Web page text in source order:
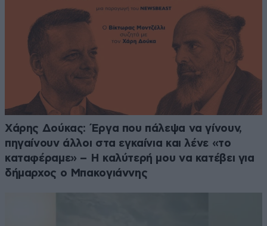
Χάρης Δούκας: Έργα που πάλεψα να γίνουν,
πηγαίνουν άλλοι στα εγκαίνια και λένε «το
καταφέραμε» – Η καλύτερή μου να κατέβει για
δήμαρχος ο Μπακογιάννης